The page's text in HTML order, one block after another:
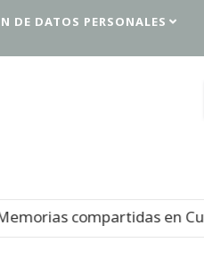
DE DATOS PERSONALES
en Cueva de las Monas